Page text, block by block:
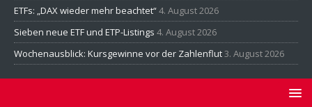
ETFs: „DAX wieder mehr beachtet“4. August 2026
Sieben neue ETF und ETP-Listings 4. August 2026
Wochenausblick: Kursgewinne vor der Zahlenflut3. August 2026